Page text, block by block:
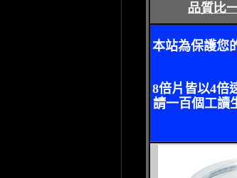
品質比
本站為保護您
8倍片皆以4倍
請一百個工讀